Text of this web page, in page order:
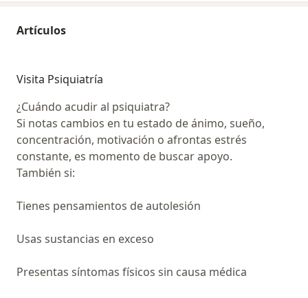
Artículos
Visita Psiquiatría
¿Cuándo acudir al psiquiatra?
Si notas cambios en tu estado de ánimo, sueño,
concentración, motivación o afrontas estrés
constante, es momento de buscar apoyo.
También si:
Tienes pensamientos de autolesión
Usas sustancias en exceso
Presentas síntomas físicos sin causa médica